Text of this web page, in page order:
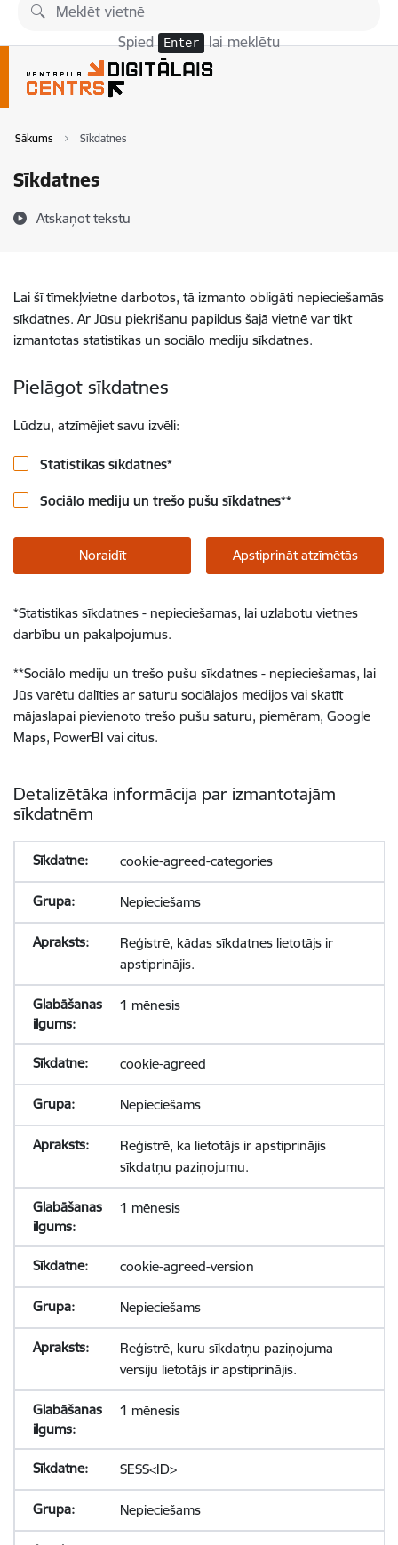
Pāriet uz lapas saturu
Spied Enter lai meklētu
Sākums Sīkdatnes
Sīkdatnes
Atskaņot tekstu
Lai šī tīmekļvietne darbotos, tā izmanto obligāti nepieciešamās
sīkdatnes. Ar Jūsu piekrišanu papildus šajā vietnē var tikt
izmantotas statistikas un sociālo mediju sīkdatnes.
Pielāgot sīkdatnes
Lūdzu, atzīmējiet savu izvēli:
Statistikas sīkdatnes*
Sociālo mediju un trešo pušu sīkdatnes**
Noraidīt Apstiprināt atzīmētās
*Statistikas sīkdatnes - nepieciešamas, lai uzlabotu vietnes
darbību un pakalpojumus.
**Sociālo mediju un trešo pušu sīkdatnes - nepieciešamas, lai
Jūs varētu dalīties ar saturu sociālajos medijos vai skatīt
mājaslapai pievienoto trešo pušu saturu, piemēram, Google
Maps, PowerBI vai citus.
Detalizētāka informācija par izmantotajām
sīkdatnēm
cookie-agreed-categories
Nepieciešams
Reģistrē, kādas sīkdatnes lietotājs ir
apstiprinājis.
1 mēnesis
cookie-agreed
Nepieciešams
Reģistrē, ka lietotājs ir apstiprinājis
sīkdatņu paziņojumu.
1 mēnesis
cookie-agreed-version
Nepieciešams
Reģistrē, kuru sīkdatņu paziņojuma
versiju lietotājs ir apstiprinājis.
1 mēnesis
SESS<ID>
Nepieciešams